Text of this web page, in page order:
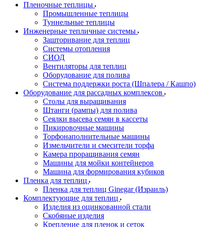
Пленочные теплицы
Промышленные теплицы
Туннельные теплицы
Инженерные тепличные системы
Зашторивание для теплиц
Системы отопления
СИОД
Вентиляторы для теплиц
Оборудование для полива
Система поддержки роста (Шпалера / Кашпо)
Оборудование для рассадных комплексов
Столы для выращивания
Штанги (рампы) для полива
Сеялки высева семян в кассеты
Пикировочные машины
Торфонаполнительные машины
Измельчители и смесители торфа
Камера проращивания семян
Машины для мойки контейнеров
Машина для формирования кубиков
Пленка для теплиц
Пленка для теплиц Ginegar (Израиль)
Комплектующие для теплиц
Изделия из оцинкованной стали
Скобяные изделия
Крепление для пленок и сеток